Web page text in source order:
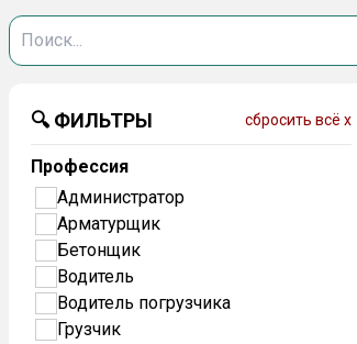
🔍 ФИЛЬТРЫ сбросить всё x
Профессия
Администратор
Арматурщик
Бетонщик
Водитель
Водитель погрузчика
Грузчик